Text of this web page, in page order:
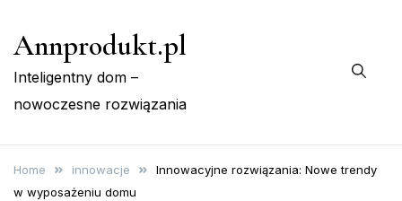
Annprodukt.pl
Inteligentny dom –
nowoczesne rozwiązania
Home innowacje
Innowacyjne rozwiązania: Nowe trendy
w wyposażeniu domu